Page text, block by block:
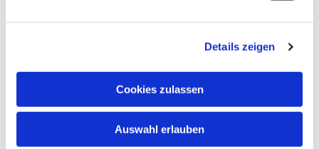
Details zeigen
Cookies zulassen
Auswahl erlauben